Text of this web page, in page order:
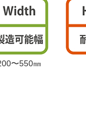
〜550㎜